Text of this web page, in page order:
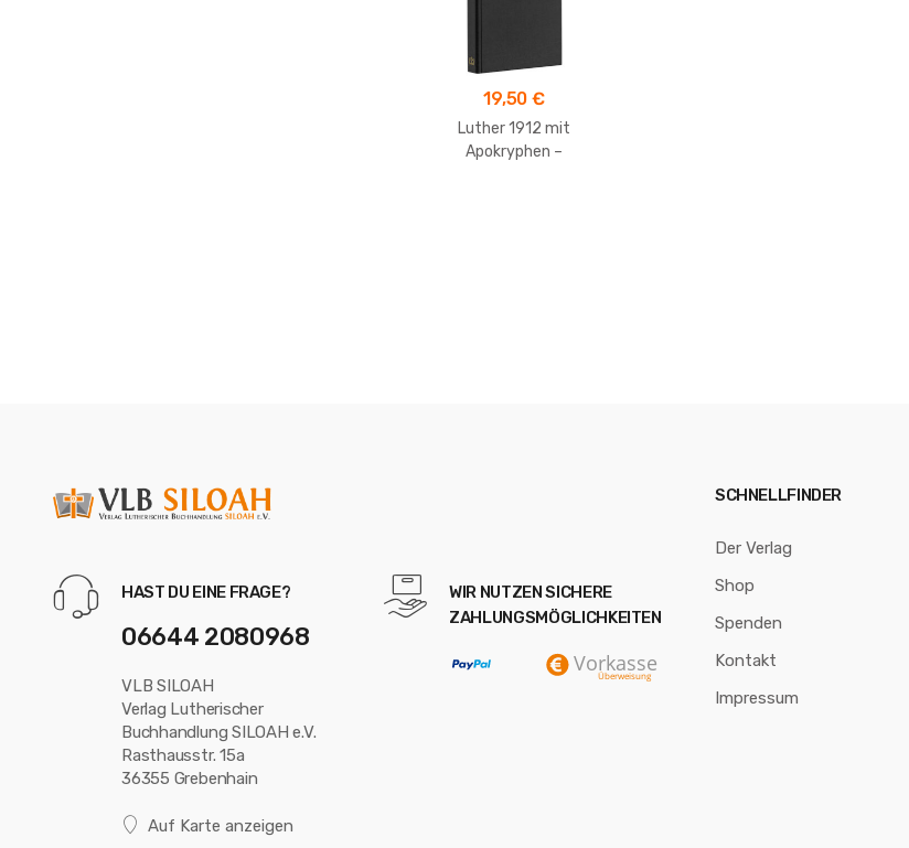
19,50€
Luther 1912 mit
Apokryphen –
HAST DU EINE FRAGE?
06644 2080968
VLB SILOAH
Verlag Lutherischer
Buchhandlung SILOAH e.V.
Rasthausstr. 15a
36355 Grebenhain
Auf Karte anzeigen
WIR NUTZEN SICHERE
ZAHLUNGSMÖGLICHKEITEN
SCHNELLFINDER
Der Verlag
Shop
Spenden
Kontakt
Impressum